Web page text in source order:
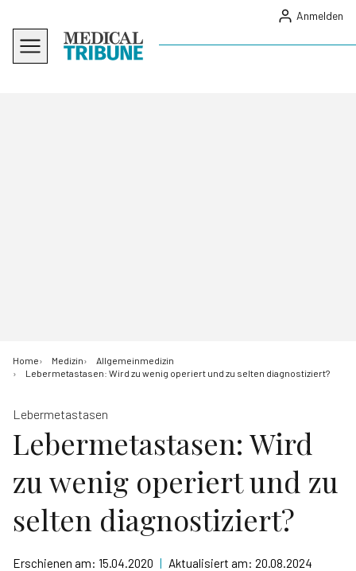
Anmelden
Home Medizin
Allgemeinmedizin
Lebermetastasen: Wird zu wenig operiert und zu selten diagnostiziert?
Lebermetastasen
Lebermetastasen: Wird
zu wenig operiert und zu
selten diagnostiziert?
Erschienen am: 15.04.2020 | Aktualisiert am: 20.08.2024